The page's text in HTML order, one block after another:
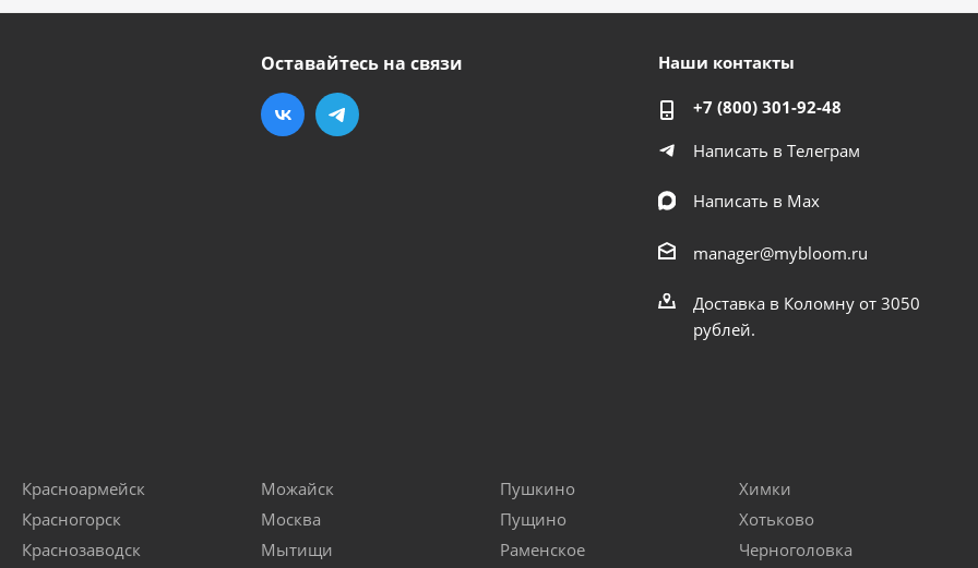
Оставайтесь на связи Наши контакты
+7 (800) 301-92-48
Написать в Телеграм
Написать в Мах
manager@mybloom.ru
Доставка в Коломну от 3050
рублей.
Красноармейск
Красногорск
Краснозаводск
Можайск
Москва
Мытищи
Пушкино
Пущино
Раменское
Химки
Хотьково
Черноголовка